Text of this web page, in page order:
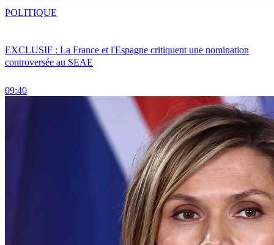
EXCLUSIF : La France et l'Espagne critiquent une nomination
controversée au SEAE
09:40
POLITIQUE